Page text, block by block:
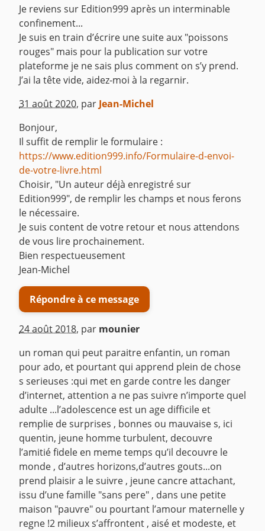
Je reviens sur Edition999 après un interminable
confinement...
Je suis en train d’écrire une suite aux "poissons
rouges" mais pour la publication sur votre
plateforme je ne sais plus comment on s’y prend.
J’ai la tête vide, aidez-moi à la regarnir.
^
31 août 2020, par Jean-Michel
Bonjour,
Il suffit de remplir le formulaire :
https://www.edition999.info/Formulaire-d-envoi-
de-votre-livre.html
Choisir, "Un auteur déjà enregistré sur
Edition999", de remplir les champs et nous ferons
le nécessaire.
Je suis content de votre retour et nous attendons
de vous lire prochainement.
Bien respectueusement
Jean-Michel
Répondre à ce message
24 août 2018, par mounier
un roman qui peut paraitre enfantin, un roman
pour ado, et pourtant qui apprend plein de chose
s serieuses :qui met en garde contre les danger
d’internet, attention a ne pas suivre n’importe quel
adulte ...l’adolescence est un age difficile et
remplie de surprises , bonnes ou mauvaise s, ici
quentin, jeune homme turbulent, decouvre
l’amitié fidele en meme temps qu’il decouvre le
monde , d’autres horizons,d’autres gouts...on
prend plaisir a le suivre , jeune cancre attachant,
issu d’une famille "sans pere" , dans une petite
maison "pauvre" ou pourtant l’amour maternelle y
regne !2 milieux s’affrontent , aisé et modeste, et